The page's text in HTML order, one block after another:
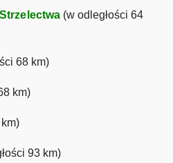
(w odległości 64
68 km)
km)
93 km)